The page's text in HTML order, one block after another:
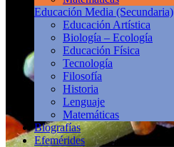
Educación Media (Secundaria)
Educación Artística
Biología – Ecología
Educación Física
Tecnología
Filosofía
Historia
Lenguaje
Matemáticas
Biografías
Efemérides